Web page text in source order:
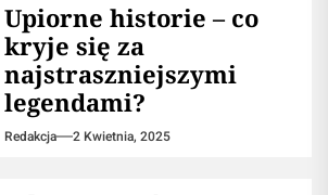
Upiorne historie – co
kryje się za
najstraszniejszymi
legendami?
Redakcja 2 Kwietnia, 2025